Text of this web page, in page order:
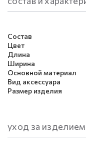
Состав
Цвет
Длина
Ширина
Основной материал
Вид аксессуара
Размер изделия
уход за изделием